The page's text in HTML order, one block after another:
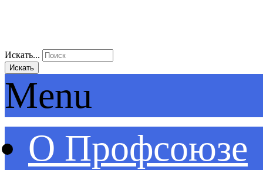
Искать...
Искать
Menu
О Профсоюзе